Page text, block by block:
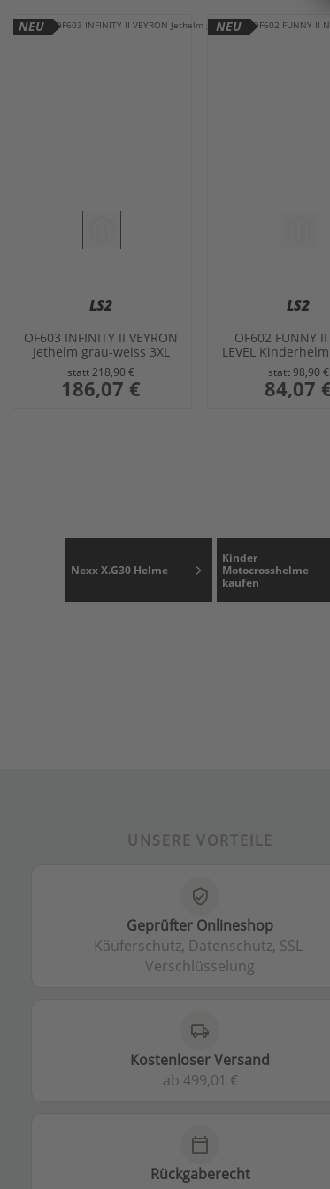
NEU
LS2
OF603 INFINITY II VEYRON
Jethelm grau-weiss 3XL
statt218,90 €
sonderangebot
186,07 €
NEU
LS2
OF602 FUNNY II
LEVEL
statt98,90 €
84,07
Nexx X.G30 Helme
Kinder
Motocrosshelme
kaufen
UNSERE VORTEILE
verified_user
Geprüfter Onlineshop
Käuferschutz, Datenschutz, SSL-
Verschlüsselung
local_shipping
Kostenloser Versand
ab 499,01 €
calendar_today
Rückgaberecht